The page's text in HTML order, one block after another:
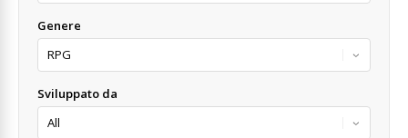
Genere
Sviluppato da